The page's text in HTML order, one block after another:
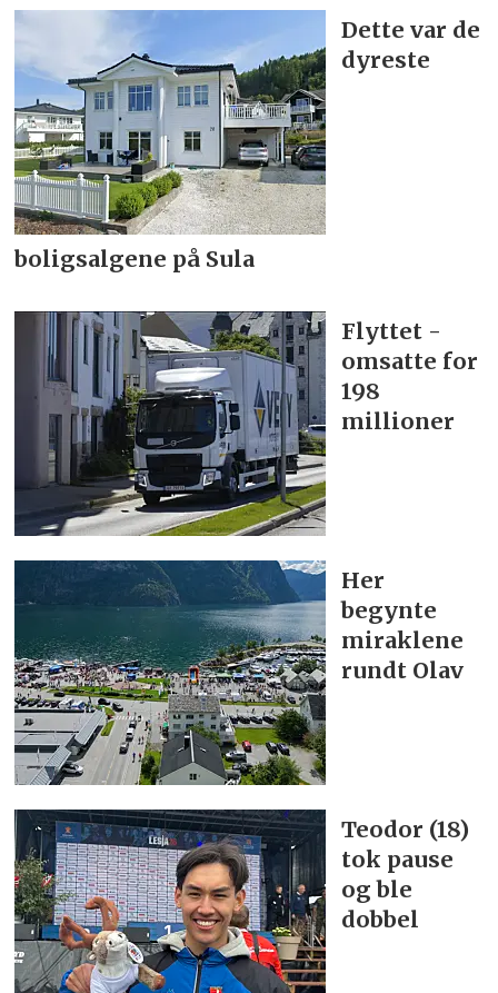
Dette var de
dyreste
boligsalgene på Sula
Flyttet -
omsatte for
198
millioner
Her
begynte
miraklene
rundt Olav
Teodor (18)
tok pause
og ble
dobbel